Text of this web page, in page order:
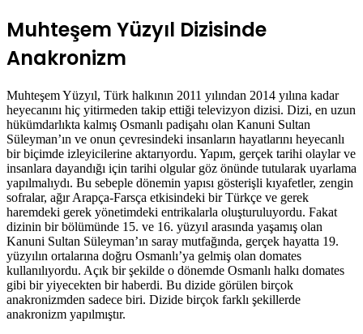
Muhteşem Yüzyıl Dizisinde
Anakronizm
Muhteşem Yüzyıl, Türk halkının 2011 yılından 2014 yılına kadar
heyecanını hiç yitirmeden takip ettiği televizyon dizisi. Dizi, en uzun
hükümdarlıkta kalmış Osmanlı padişahı olan Kanuni Sultan
Süleyman’ın ve onun çevresindeki insanların hayatlarını heyecanlı
bir biçimde izleyicilerine aktarıyordu. Yapım, gerçek tarihi olaylar ve
insanlara dayandığı için tarihi olgular göz önünde tutularak uyarlama
yapılmalıydı. Bu sebeple dönemin yapısı gösterişli kıyafetler, zengin
sofralar, ağır Arapça-Farsça etkisindeki bir Türkçe ve gerek
haremdeki gerek yönetimdeki entrikalarla oluşturuluyordu. Fakat
dizinin bir bölümünde 15. ve 16. yüzyıl arasında yaşamış olan
Kanuni Sultan Süleyman’ın saray mutfağında, gerçek hayatta 19.
yüzyılın ortalarına doğru Osmanlı’ya gelmiş olan domates
kullanılıyordu. Açık bir şekilde o dönemde Osmanlı halkı domates
gibi bir yiyecekten bir haberdi. Bu dizide görülen birçok
anakronizmden sadece biri. Dizide birçok farklı şekillerde
anakronizm yapılmıştır.